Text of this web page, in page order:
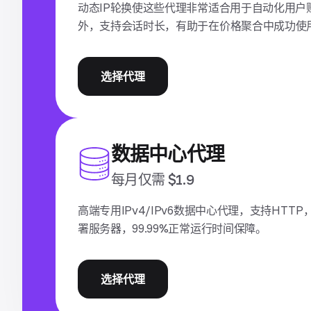
动态IP轮换使这些代理非常适合用于自动化用户
外，支持会话时长，有助于在价格聚合中成功使
选择代理
数据中心代理
每月仅需 $1.9
高端专用IPv4/IPv6数据中心代理，支持HTTP
署服务器，99.99%正常运行时间保障。
选择代理